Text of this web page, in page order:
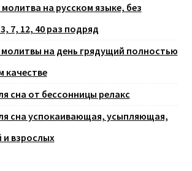
на русском языке, без
7, 12, 40 раз подряд
на день грядущий полностью
качестве
сна от бессонницы релакс
сна успокаивающая, усыпляющая,
и взрослых